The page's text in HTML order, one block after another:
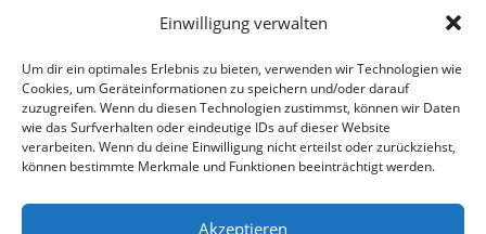
Einwilligung verwalten
Um dir ein optimales Erlebnis zu bieten, verwenden wir Technologien wie
Cookies, um Geräteinformationen zu speichern und/oder darauf
zuzugreifen. Wenn du diesen Technologien zustimmst, können wir Daten
wie das Surfverhalten oder eindeutige IDs auf dieser Website
verarbeiten. Wenn du deine Einwilligung nicht erteilst oder zurückziehst,
können bestimmte Merkmale und Funktionen beeinträchtigt werden.
Akzeptieren
Alle Rechte vorbehalten - Sarah Kailer